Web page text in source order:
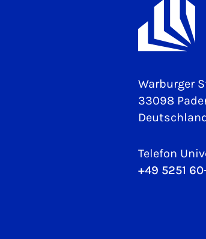
Warburger
33098
Telefon
+49 5251